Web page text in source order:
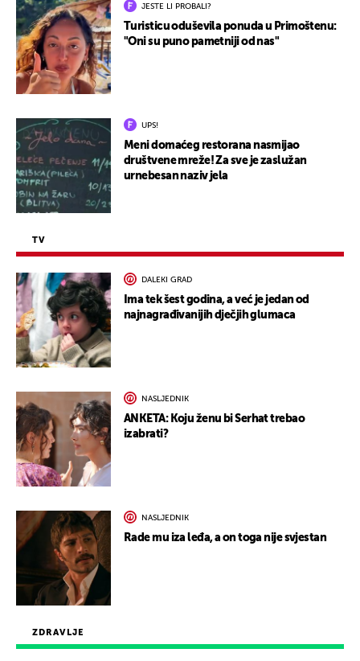
ZDRAVLJE
JESTE LI PROBALI?
Turisticu oduševila ponuda u Primoštenu:
"Oni su puno pametniji od nas"
UPS!
Meni domaćeg restorana nasmijao
društvene mreže! Za sve je zaslužan
urnebesan naziv jela
TV
DALEKI GRAD
Ima tek šest godina, a već je jedan od
najnagrađivanijih dječjih glumaca
NASLJEDNIK
ANKETA: Koju ženu bi Serhat trebao
izabrati?
NASLJEDNIK
Rade mu iza leđa, a on toga nije svjestan